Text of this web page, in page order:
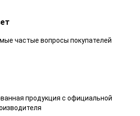
частые вопросы покупателей
продукция с официальной